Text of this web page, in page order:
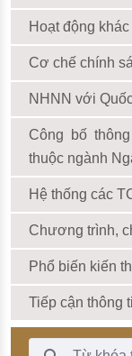
Hoạt động khác
Cơ chế chính
NHNN với
Công bố
thuộc ngành
Hệ thống các
Chương trình,
Phổ biến kiến
Tiếp cận thông
Thanh Tìm